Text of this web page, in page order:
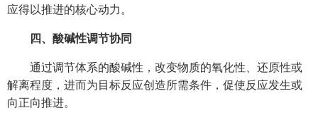
应得以推进的核心动力。
四、酸碱性调节协同
通过调节体系的酸碱性，改变物质的氧化性、还原性或
解离程度，进而为目标反应创造所需条件，促使反应发生或
向正向推进。